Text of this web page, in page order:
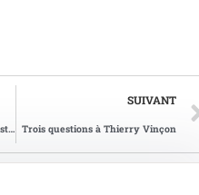
Suisse – « Paul Grüninger, le juste »
SUIVANT
Trois questions à Thierry Vinçon